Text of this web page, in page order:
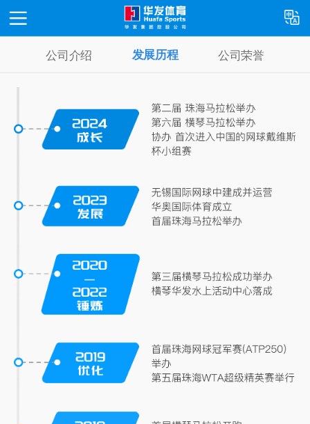
关于我们
运营项目
联系我们
公司介绍 发展历程 公司荣誉